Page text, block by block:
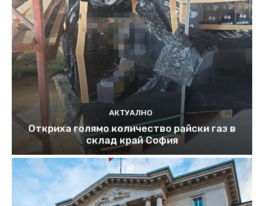
АКТУАЛНО
Откриха голямо количество райски газ в
склад край София